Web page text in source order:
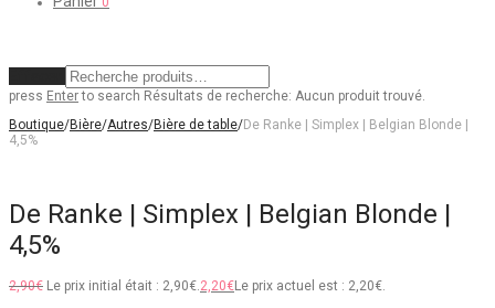
press Enterto search Résultats de recherche: Aucun produit trouvé.
Boutique/Bière/Autres/Bière de table/De Ranke | Simplex | Belgian Blonde |
4,5%
De Ranke | Simplex | Belgian Blonde |
4,5%
2,90€ Le prix initial était : 2,90€.2,20€Le prix actuel est : 2,20€.